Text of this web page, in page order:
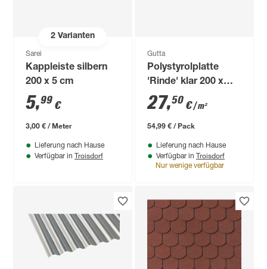
2Varianten
Sarei
Kappleiste silbern
200 x 5 cm
5,99 €
3,00 € / Meter
Lieferung nach Hause
Verfügbar in Troisdorf
Gutta
Polystyrolplatte
'Rinde' klar 200 x
100 x 0,25 cm
27,50 €/ m²
54,99 € / Pack
Lieferung nach Hause
Verfügbar in Troisdorf
Nur wenige verfügbar